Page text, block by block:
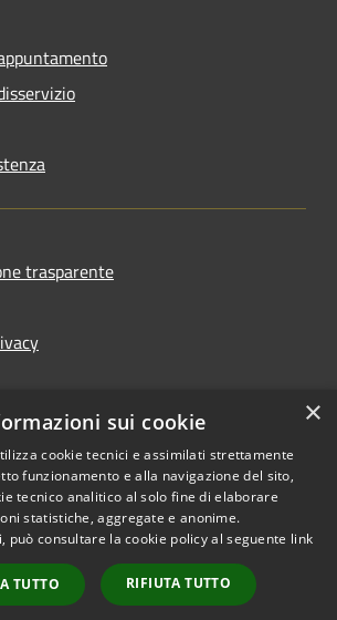
trasparente
accessibilità
Copyright © 2026 • Comune di
Loano • Powered by
Municipium•
Accesso
redazione
×
sui cookie
cookie tecnici e assimilati strettamente
funzionamento e alla navigazione del sito,
tecnico analitico al solo fine di elaborare
statistiche, aggregate e anonime.
può consultare la cookie policy al seguente link
TUTTO RIFIUTA TUTTO